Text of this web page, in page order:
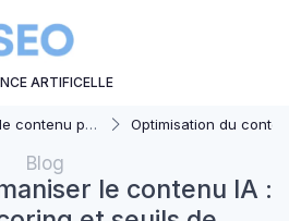
ARTIFICELLE
par AI Optimisation du contenu généré
Blog
le contenu IA :